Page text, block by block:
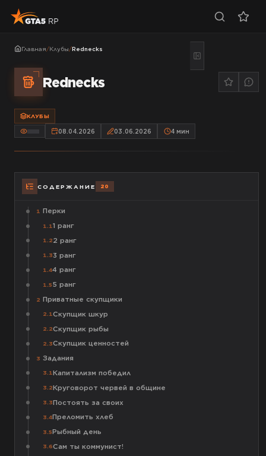
Главная/Клубы/Rednecks
Rednecks
КЛУБЫ
08.04.2026 03.06.2026 4мин
СОДЕРЖАНИЕ 20
1 Перки
1.11 ранг
1.22 ранг
1.33 ранг
1.44 ранг
1.55 ранг
2 Приватные скупщики
2.1Скупщик шкур
2.2Скупщик рыбы
2.3Скупщик ценностей
3 Задания
3.1Капитализм победил
3.2Круговорот червей в общине
3.3Постоять за своих
3.4Преломить хлеб
3.5Рыбный день
3.6Сам ты коммунист!